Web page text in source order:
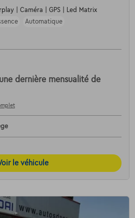
| Caméra | GPS | Led Matrix
Automatique
dernière mensualité de
le véhicule